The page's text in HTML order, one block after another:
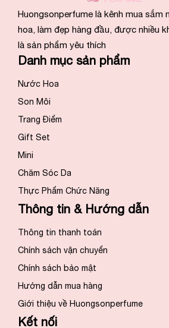
Huongsonperfume là kênh mua sắm
hoa, làm đẹp hàng đầu, được nhiều
là sản phẩm yêu thích
Danh mục sản phẩm
Nước Hoa
Son Môi
Trang Điểm
Gift Set
Mini
Chăm Sóc Da
Thực Phẩm Chức Năng
Thông tin & Hướng dẫn
Thông tin thanh toán
Chính sách vận chuyển
Chính sách bảo mật
Hướng dẫn mua hàng
Giới thiệu về Huongsonperfume
Kết nối